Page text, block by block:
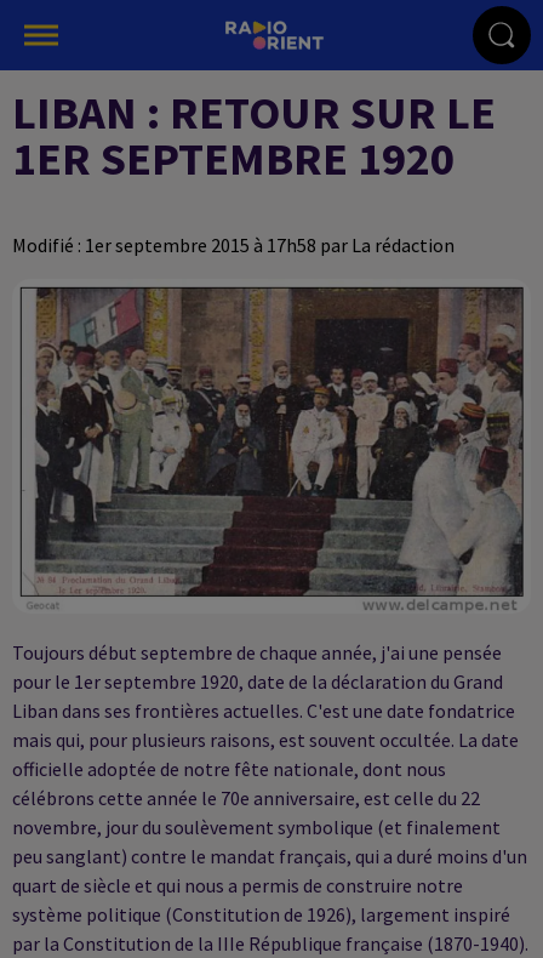
LIBAN : RETOUR SUR LE
1ER SEPTEMBRE 1920
Modifié : 1er septembre 2015 à 17h58 par La rédaction
Toujours début septembre de chaque année, j'ai une pensée
pour le 1er septembre 1920, date de la déclaration du Grand
Liban dans ses frontières actuelles. C'est une date fondatrice
mais qui, pour plusieurs raisons, est souvent occultée. La date
officielle adoptée de notre fête nationale, dont nous
célébrons cette année le 70e anniversaire, est celle du 22
novembre, jour du soulèvement symbolique (et finalement
peu sanglant) contre le mandat français, qui a duré moins d'un
quart de siècle et qui nous a permis de construire notre
système politique (Constitution de 1926), largement inspiré
par la Constitution de la IIIe République française (1870-1940).